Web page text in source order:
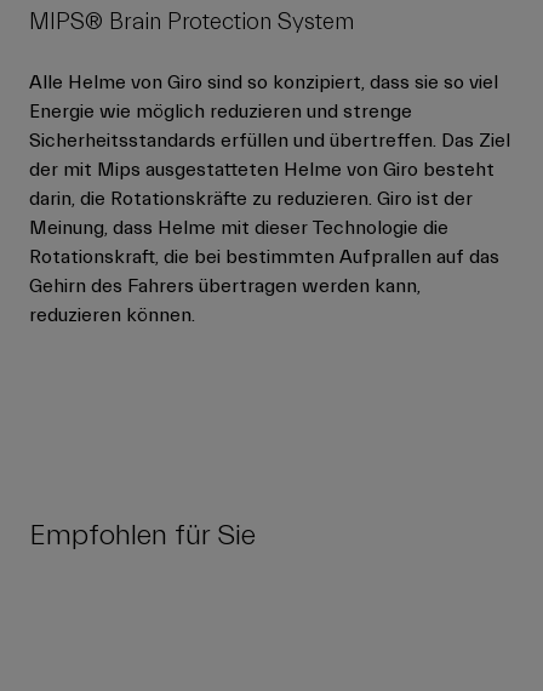
MIPS® Brain Protection System
Alle Helme von Giro sind so konzipiert, dass sie so viel
Energie wie möglich reduzieren und strenge
Sicherheitsstandards erfüllen und übertreffen. Das Ziel
der mit Mips ausgestatteten Helme von Giro besteht
darin, die Rotationskräfte zu reduzieren. Giro ist der
Meinung, dass Helme mit dieser Technologie die
Rotationskraft, die bei bestimmten Aufprallen auf das
Gehirn des Fahrers übertragen werden kann,
reduzieren können.
Empfohlen für Sie